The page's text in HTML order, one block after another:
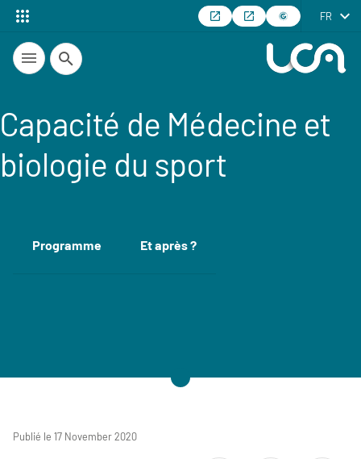
FR
Recherche
Capacité de Médecine et
biologie du sport
Accéder aux sections de la fiche
Programme Et après ?
Publié le 17 November 2020